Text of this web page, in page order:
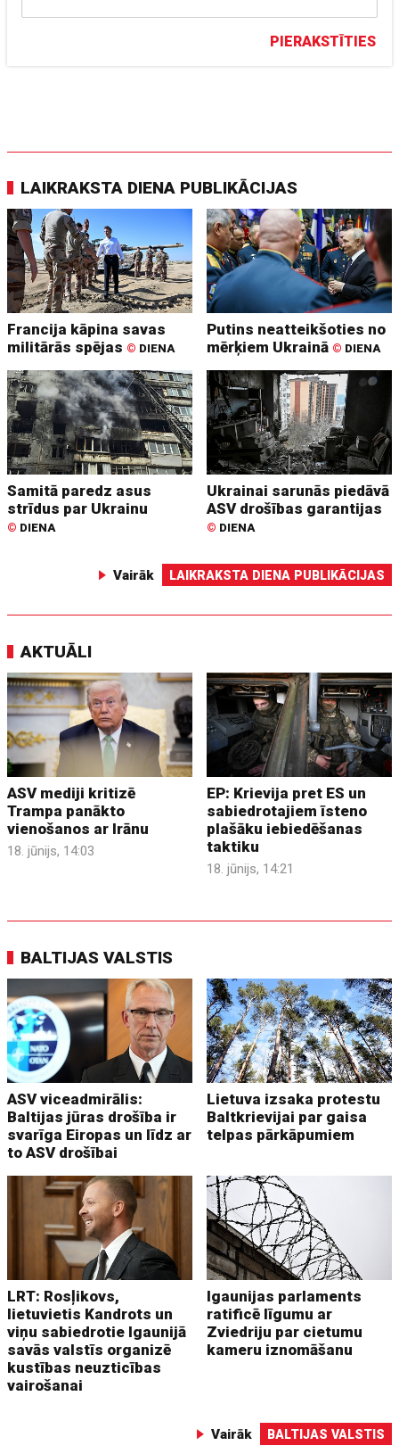
PIERAKSTĪTIES
LAIKRAKSTA DIENA PUBLIKĀCIJAS
Francija kāpina savas
militārās spējas © DIENA
Putins neatteikšoties no
mērķiem Ukrainā © DIENA
Samitā paredz asus
strīdus par Ukrainu
© DIENA
Ukrainai sarunās piedāvā
ASV drošības garantijas
© DIENA
Vairāk LAIKRAKSTA DIENA PUBLIKĀCIJAS
AKTUĀLI
ASV mediji kritizē
Trampa panākto
vienošanos ar Irānu
18. jūnijs, 14:03
EP: Krievija pret ES un
sabiedrotajiem īsteno
plašāku iebiedēšanas
taktiku
18. jūnijs, 14:21
BALTIJAS VALSTIS
ASV viceadmirālis:
Baltijas jūras drošība ir
svarīga Eiropas un līdz ar
to ASV drošībai
Lietuva izsaka protestu
Baltkrievijai par gaisa
telpas pārkāpumiem
LRT: Rosļikovs,
lietuvietis Kandrots un
viņu sabiedrotie Igaunijā
savās valstīs organizē
kustības neuzticības
vairošanai
Igaunijas parlaments
ratificē līgumu ar
Zviedriju par cietumu
kameru iznomāšanu
Vairāk BALTIJAS VALSTIS